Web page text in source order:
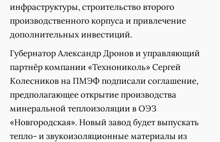
инфраструктуры, строительство второго
производственного корпуса и привлечение
дополнительных инвестиций.
Губернатор Александр Дронов и управляющий
партнёр компании «Технониколь» Сергей
Колесников на ПМЭФ подписали соглашение,
предполагающее открытие производства
минеральной теплоизоляции в ОЭЗ
«Новгородская». Новый завод будет выпускать
тепло- и звукоизоляционные материалы из